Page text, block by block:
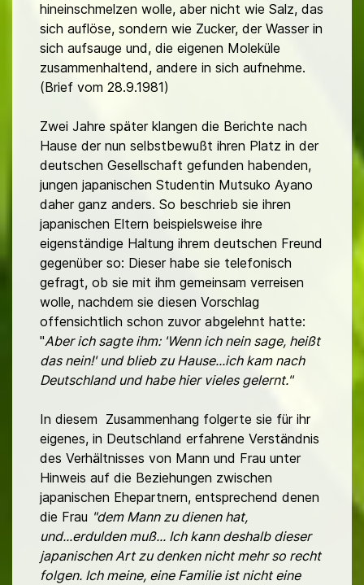
hineinschmelzen wolle, aber nicht wie Salz, das
sich auflöse, sondern wie Zucker, der Wasser in
sich aufsauge und, die eigenen Moleküle
zusammenhaltend, andere in sich aufnehme.
(Brief vom 28.9.1981)
Zwei Jahre später klangen die Berichte nach
Hause der nun selbstbewußt ihren Platz in der
deutschen Gesellschaft gefunden habenden,
jungen japanischen Studentin Mutsuko Ayano
daher ganz anders. So beschrieb sie ihren
japanischen Eltern beispielsweise ihre
eigenständige Haltung ihrem deutschen Freund
gegenüber so: Dieser habe sie telefonisch
gefragt, ob sie mit ihm gemeinsam verreisen
wolle, nachdem sie diesen Vorschlag
offensichtlich schon zuvor abgelehnt hatte:
"Aber ich sagte ihm: 'Wenn ich nein sage, heißt
das nein!' und blieb zu Hause...ich kam nach
Deutschland und habe hier vieles gelernt."
In diesem Zusammenhang folgerte sie für ihr
eigenes, in Deutschland erfahrene Verständnis
des Verhältnisses von Mann und Frau unter
Hinweis auf die Beziehungen zwischen
japanischen Ehepartnern, entsprechend denen
die Frau "dem Mann zu dienen hat,
und...erdulden muß... Ich kann deshalb dieser
japanischen Art zu denken nicht mehr so recht
folgen. Ich meine, eine Familie ist nicht eine